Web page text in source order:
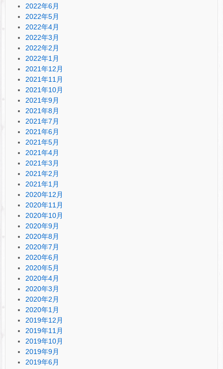
2022年6月
2022年5月
2022年4月
2022年3月
2022年2月
2022年1月
2021年12月
2021年11月
2021年10月
2021年9月
2021年8月
2021年7月
2021年6月
2021年5月
2021年4月
2021年3月
2021年2月
2021年1月
2020年12月
2020年11月
2020年10月
2020年9月
2020年8月
2020年7月
2020年6月
2020年5月
2020年4月
2020年3月
2020年2月
2020年1月
2019年12月
2019年11月
2019年10月
2019年9月
2019年6月